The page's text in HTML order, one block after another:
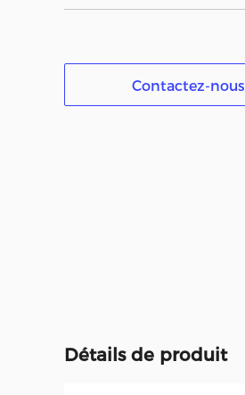
Contactez-nous
Détails de produit